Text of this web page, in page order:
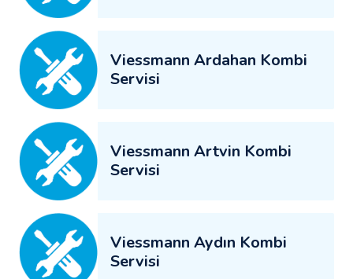
Viessmann Ardahan Kombi
Servisi
Viessmann Artvin Kombi
Servisi
Viessmann Aydın Kombi
Servisi